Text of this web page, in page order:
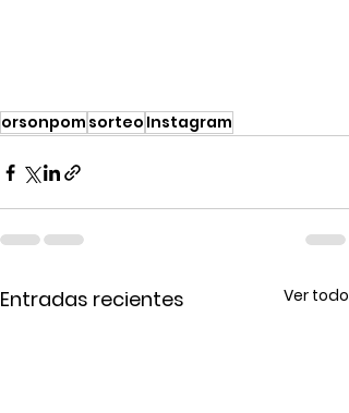
orsonpom sorteo Instagram
Entradas recientes Ver todo